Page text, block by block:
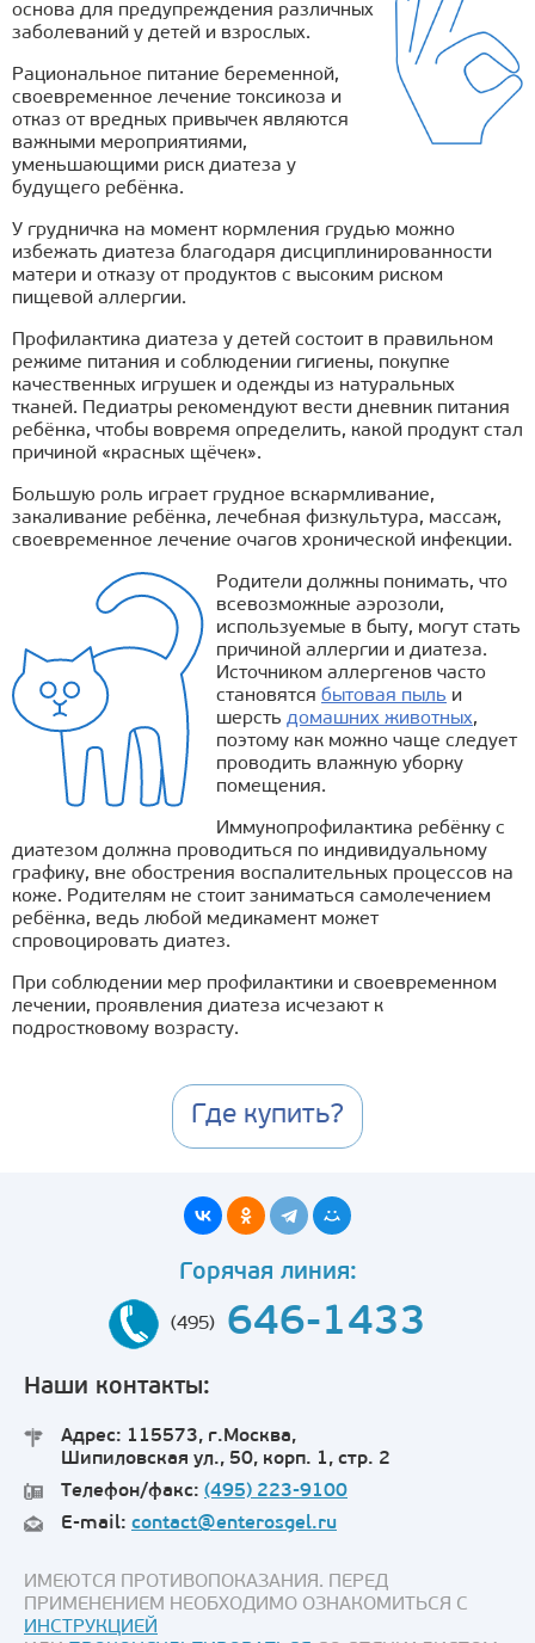
основа для предупреждения различных
заболеваний у детей и взрослых.
Рациональное питание беременной,
своевременное лечение токсикоза и
отказ от вредных привычек являются
важными мероприятиями,
уменьшающими риск диатеза у
будущего ребёнка.
У грудничка на момент кормления грудью можно
избежать диатеза благодаря дисциплинированности
матери и отказу от продуктов с высоким риском
пищевой аллергии.
Профилактика диатеза у детей состоит в правильном
режиме питания и соблюдении гигиены, покупке
качественных игрушек и одежды из натуральных
тканей. Педиатры рекомендуют вести дневник питания
ребёнка, чтобы вовремя определить, какой продукт стал
причиной «красных щёчек».
Большую роль играет грудное вскармливание,
закаливание ребёнка, лечебная физкультура, массаж,
своевременное лечение очагов хронической инфекции.
Родители должны понимать, что
всевозможные аэрозоли,
используемые в быту, могут стать
причиной аллергии и диатеза.
Источником аллергенов часто
становятся бытовая пыль и
шерсть домашних животных,
поэтому как можно чаще следует
проводить влажную уборку
помещения.
Иммунопрофилактика ребёнку с
диатезом должна проводиться по индивидуальному
графику, вне обострения воспалительных процессов на
коже. Родителям не стоит заниматься самолечением
ребёнка, ведь любой медикамент может
спровоцировать диатез.
При соблюдении мер профилактики и своевременном
лечении, проявления диатеза исчезают к
подростковому возрасту.
Где купить?
Горячая линия:
(495) 646-1433
Наши контакты:
Адрес: 115573, г.Москва,
Шипиловская ул., 50, корп. 1, стр. 2
Телефон/факс: (495) 223-9100
E-mail: contact@enterosgel.ru
ИМЕЮТСЯ ПРОТИВОПОКАЗАНИЯ. ПЕРЕД
ПРИМЕНЕНИЕМ НЕОБХОДИМО ОЗНАКОМИТЬСЯ С
ИНСТРУКЦИЕЙ